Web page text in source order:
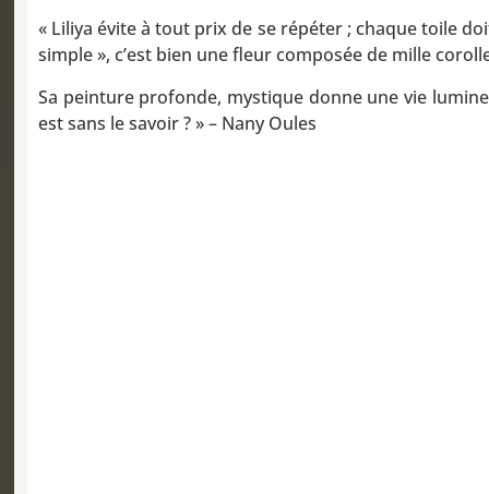
« Liliya évite à tout prix de se répéter ; chaque toile
simple », c’est bien une fleur composée de mille
Sa peinture profonde, mystique donne une vie
est sans le savoir ? » – Nany Oules